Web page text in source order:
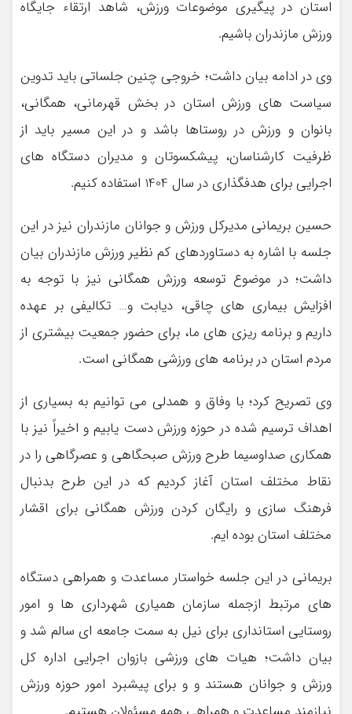
استان در پیگیری موضوعات ورزش، شاهد ارتقاء جایگاه
ورزش مازندران باشیم.
وی در ادامه بیان داشت؛ خروجی چنین جلساتی باید تدوین
سیاست های ورزش استان در بخش قهرمانی، همگانی،
بانوان و ورزش در روستاها باشد و در این مسیر باید از
ظرفیت کارشناسان، پیشکسوتان و مدیران دستگاه های
اجرایی برای هدفگذاری در سال 1404 استفاده کنیم.
حسین بریمانی مدیرکل ورزش و جوانان مازندران نیز در این
جلسه با اشاره به دستاوردهای کم نظیر ورزش مازندران بیان
داشت؛ در موضوع توسعه ورزش همگانی نیز با توجه به
افزایش بیماری های چاقی، دیابت و… تکالیفی بر عهده
داریم و برنامه ریزی های ما، برای حضور جمعیت بیشتری از
مردم استان در برنامه های ورزشی همگانی است.
وی تصریح کرد؛ با وفاق و همدلی می توانیم به بسیاری از
اهداف ترسیم شده در حوزه ورزش دست یابیم و اخیراً نیز با
همکاری صداوسیما طرح ورزش صبحگاهی و عصرگاهی را در
نقاط مختلف استان آغاز کردیم که در این طرح بدنبال
فرهنگ سازی و رایگان کردن ورزش همگانی برای اقشار
مختلف استان بوده ایم.
بریمانی در این جلسه خواستار مساعدت و همراهی دستگاه
های مرتبط ازجمله سازمان همیاری شهرداری ها و امور
روستایی استانداری برای نیل به سمت جامعه ای سالم شد و
بیان داشت؛ هیات های ورزشی بازوان اجرایی اداره کل
ورزش و جوانان هستند و و برای پیشبرد امور حوزه ورزش